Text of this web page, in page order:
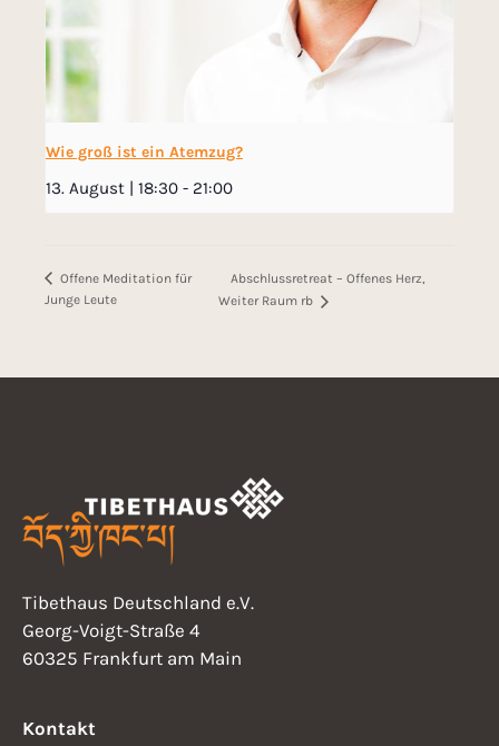
Wie groß ist ein Atemzug?
13. August | 18:30 - 21:00
Offene Meditation für
Junge Leute
Abschlussretreat – Offenes Herz,
Weiter Raum rb
Tibethaus Deutschland e.V.
Georg-Voigt-Straße 4
60325 Frankfurt am Main
Kontakt